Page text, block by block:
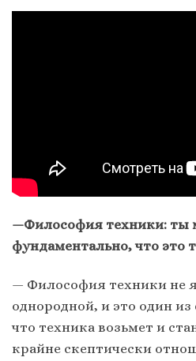
—Философия техники: ты
фундаментально, что это
— Философия техники не
однородной, и это один
что техника возьмет и
крайне скептически